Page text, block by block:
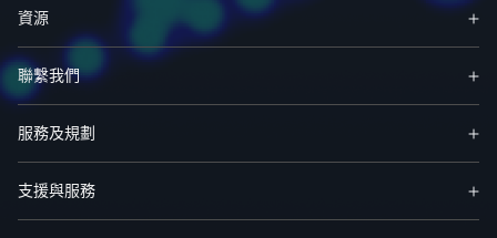
資源
聯繫我們
服務及規劃
支援與服務